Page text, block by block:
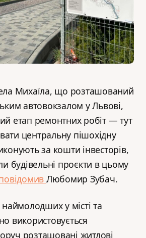
Михаїла, що розташований
автовокзалом у Львові,
етап ремонтних робіт — тут
центральну пішохідну
за кошти інвесторів,
будівельні проєкти в цьому
Любомир Зубач.
у місті та
використовується
розташовані житлові